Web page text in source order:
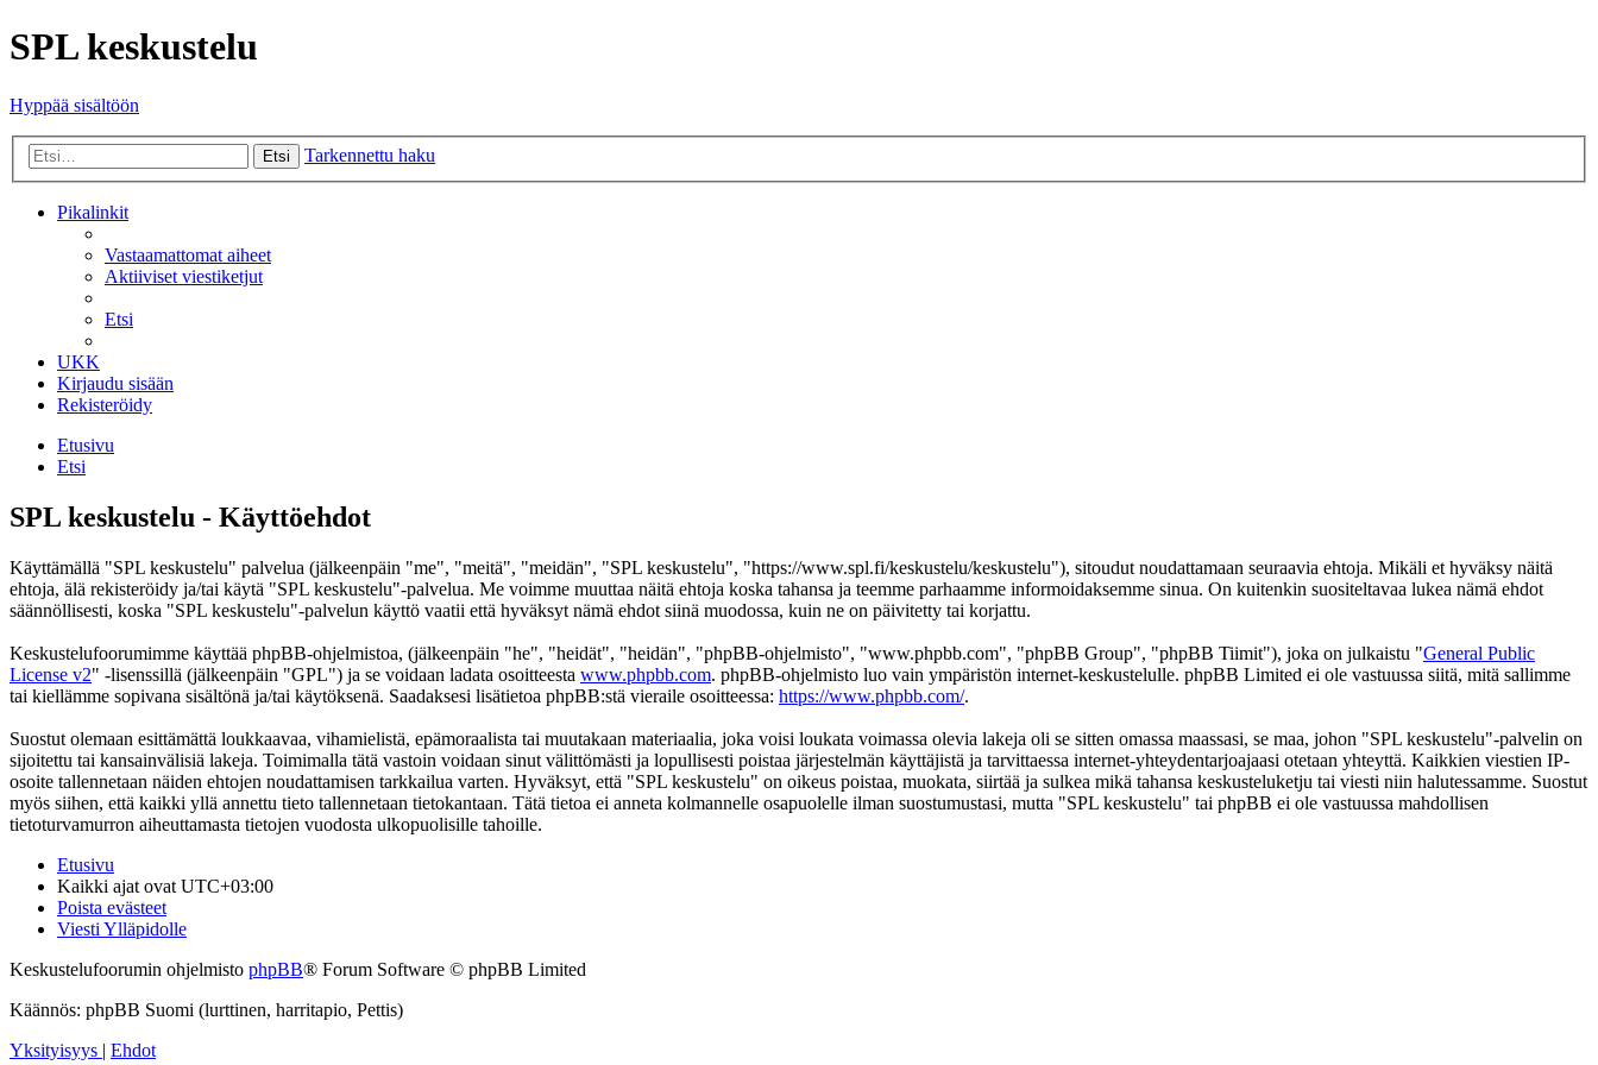
SPL keskustelu
Hyppää sisältöön
Etsi Tarkennettu haku
Pikalinkit
Vastaamattomat aiheet
Aktiiviset viestiketjut
Etsi
UKK
Kirjaudu sisään
Rekisteröidy
Etusivu
Etsi
SPL keskustelu - Käyttöehdot
Käyttämällä "SPL keskustelu" palvelua (jälkeenpäin "me", "meitä", "meidän", "SPL keskustelu", "https://www.spl.fi/keskustelu/keskustelu"), sitoudut noudattamaan seuraavia ehtoja. Mikäli et hyväksy näitä
ehtoja, älä rekisteröidy ja/tai käytä "SPL keskustelu"-palvelua. Me voimme muuttaa näitä ehtoja koska tahansa ja teemme parhaamme informoidaksemme sinua. On kuitenkin suositeltavaa lukea nämä ehdot
säännöllisesti, koska "SPL keskustelu"-palvelun käyttö vaatii että hyväksyt nämä ehdot siinä muodossa, kuin ne on päivitetty tai korjattu.
Keskustelufoorumimme käyttää phpBB-ohjelmistoa, (jälkeenpäin "he", "heidät", "heidän", "phpBB-ohjelmisto", "www.phpbb.com", "phpBB Group", "phpBB Tiimit"), joka on julkaistu "General Public
License v2" -lisenssillä (jälkeenpäin "GPL") ja se voidaan ladata osoitteesta www.phpbb.com. phpBB-ohjelmisto luo vain ympäristön internet-keskustelulle. phpBB Limited ei ole vastuussa siitä, mitä sallimme
tai kiellämme sopivana sisältönä ja/tai käytöksenä. Saadaksesi lisätietoa phpBB:stä vieraile osoitteessa: https://www.phpbb.com/.
Suostut olemaan esittämättä loukkaavaa, vihamielistä, epämoraalista tai muutakaan materiaalia, joka voisi loukata voimassa olevia lakeja oli se sitten omassa maassasi, se maa, johon "SPL keskustelu"-palvelin on
sijoitettu tai kansainvälisiä lakeja. Toimimalla tätä vastoin voidaan sinut välittömästi ja lopullisesti poistaa järjestelmän käyttäjistä ja tarvittaessa internet-yhteydentarjoajaasi otetaan yhteyttä. Kaikkien viestien IP-
osoite tallennetaan näiden ehtojen noudattamisen tarkkailua varten. Hyväksyt, että "SPL keskustelu" on oikeus poistaa, muokata, siirtää ja sulkea mikä tahansa keskusteluketju tai viesti niin halutessamme. Suostut
myös siihen, että kaikki yllä annettu tieto tallennetaan tietokantaan. Tätä tietoa ei anneta kolmannelle osapuolelle ilman suostumustasi, mutta "SPL keskustelu" tai phpBB ei ole vastuussa mahdollisen
tietoturvamurron aiheuttamasta tietojen vuodosta ulkopuolisille tahoille.
Etusivu
Kaikki ajat ovat UTC+03:00
Poista evästeet
Viesti Ylläpidolle
Keskustelufoorumin ohjelmisto phpBB® Forum Software © phpBB Limited
Käännös: phpBB Suomi (lurttinen, harritapio, Pettis)
Yksityisyys | Ehdot